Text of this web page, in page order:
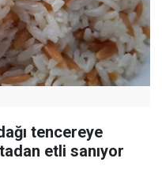
tencereye
etli sanıyor